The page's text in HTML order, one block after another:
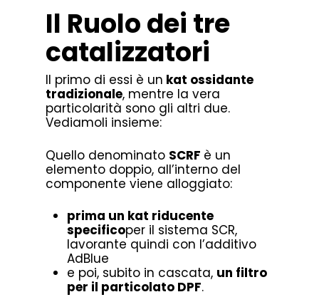
Il Ruolo dei tre
catalizzatori
Il primo di essi è un kat ossidante
tradizionale, mentre la vera
particolarità sono gli altri due.
Vediamoli insieme:
Quello denominato SCRF è un
elemento doppio, all’interno del
componente viene alloggiato:
prima un kat riducente
specificoper il sistema SCR,
lavorante quindi con l’additivo
AdBlue
e poi, subito in cascata, un filtro
per il particolato DPF.